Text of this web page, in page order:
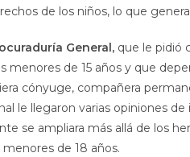
de los niños, lo que
General, que le pidió
de 15 años y que
cónyuge, compañera
le llegaron varias opiniones
se ampliara más allá de los
de 18 años.